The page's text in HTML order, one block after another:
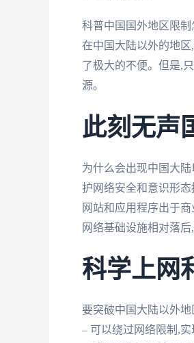
科普中国国外地区限制
在中国大陆以外的地
了极大的不便。但是,
源。
此刻无声
为什么会出现中国大
护网络安全和意识形
网站和应用程序出于
网络基础设施相对落
科学上网
要突破中国大陆以外
– 可以绕过网络限制,实